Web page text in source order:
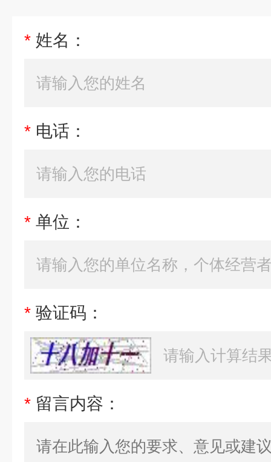
* 姓名：
* 电话：
* 单位：
* 验证码：
* 留言内容：